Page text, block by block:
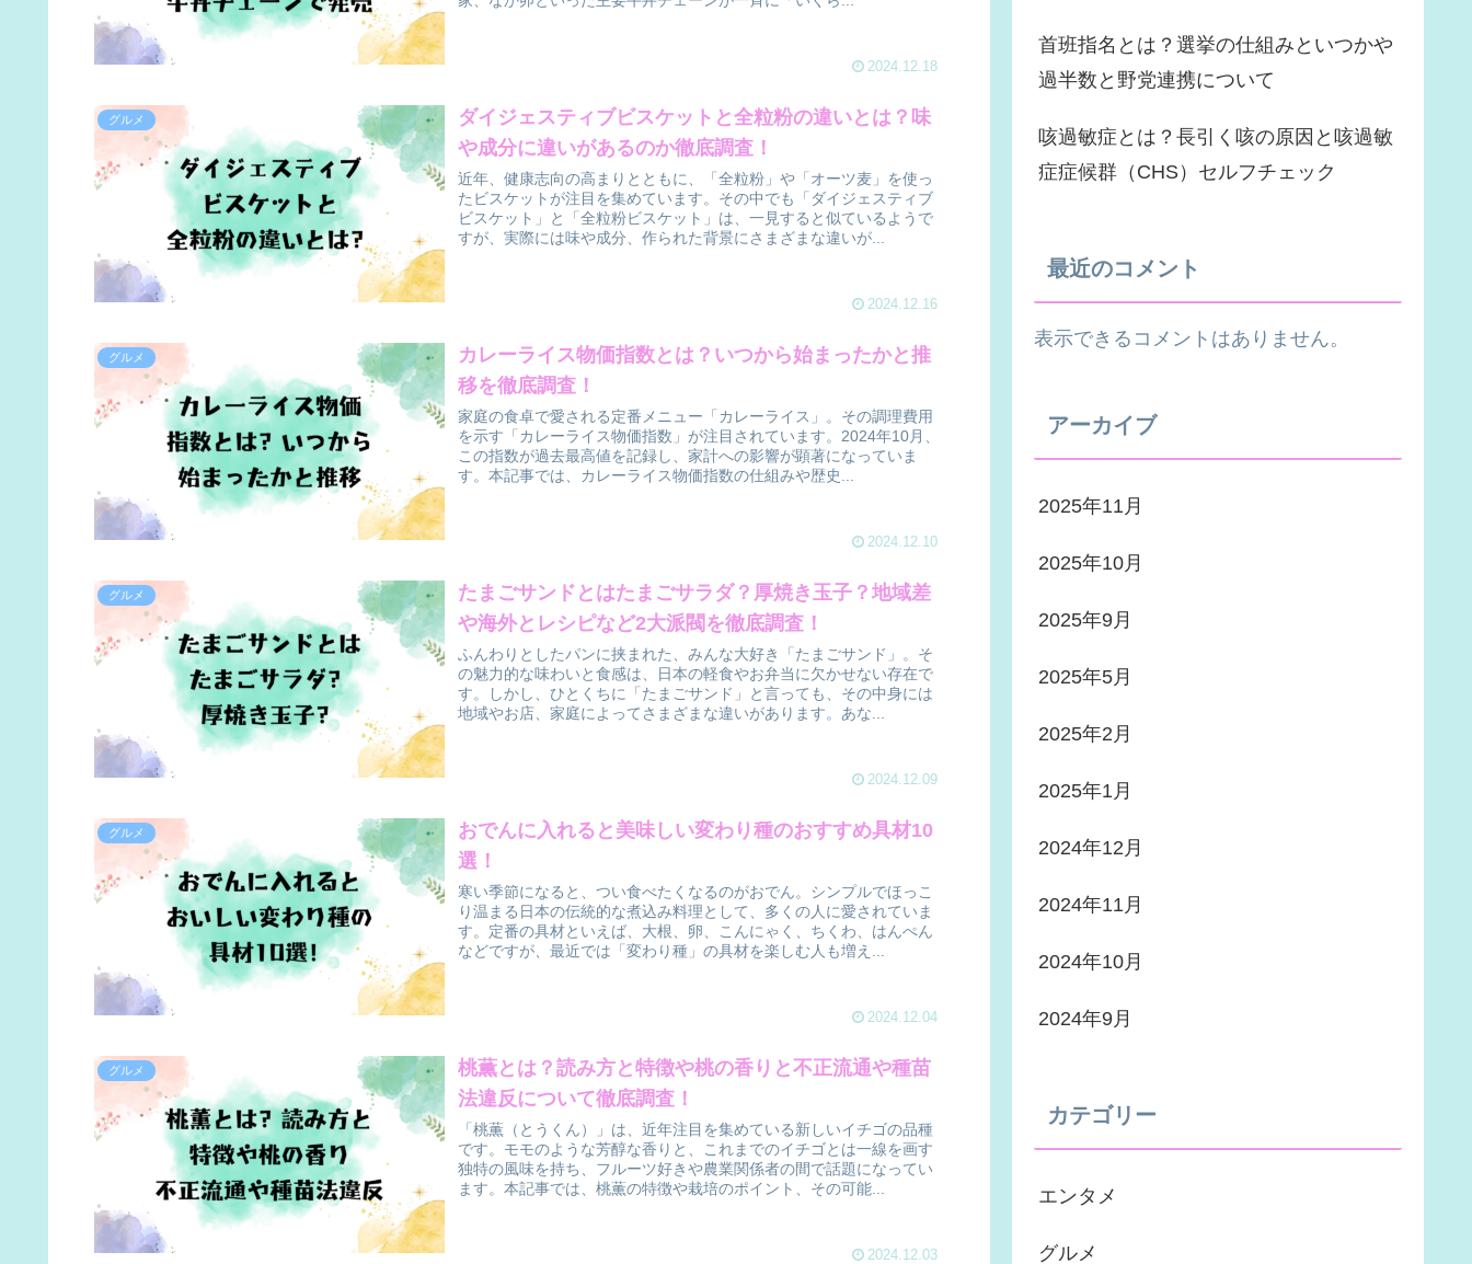
2024.12.18
グルメ
ダイジェスティブビスケットと全粒粉の違いとは？味
や成分に違いがあるのか徹底調査！
近年、健康志向の高まりとともに、「全粒粉」や「オーツ麦」を使っ
たビスケットが注目を集めています。その中でも「ダイジェスティブ
ビスケット」と「全粒粉ビスケット」は、一見すると似ているようで
すが、実際には味や成分、作られた背景にさまざまな違いが...
2024.12.16
グルメ
カレーライス物価指数とは？いつから始まったかと推
移を徹底調査！
家庭の食卓で愛される定番メニュー「カレーライス」。その調理費用
を示す「カレーライス物価指数」が注目されています。2024年10月、
この指数が過去最高値を記録し、家計への影響が顕著になっていま
す。本記事では、カレーライス物価指数の仕組みや歴史...
2024.12.10
グルメ
たまごサンドとはたまごサラダ？厚焼き玉子？地域差
や海外とレシピなど2大派閥を徹底調査！
ふんわりとしたパンに挟まれた、みんな大好き「たまごサンド」。そ
の魅力的な味わいと食感は、日本の軽食やお弁当に欠かせない存在で
す。しかし、ひとくちに「たまごサンド」と言っても、その中身には
地域やお店、家庭によってさまざまな違いがあります。あな...
2024.12.09
グルメ
おでんに入れると美味しい変わり種のおすすめ具材10
選！
寒い季節になると、つい食べたくなるのがおでん。シンプルでほっこ
り温まる日本の伝統的な煮込み料理として、多くの人に愛されていま
す。定番の具材といえば、大根、卵、こんにゃく、ちくわ、はんぺん
などですが、最近では「変わり種」の具材を楽しむ人も増え...
2024.12.04
グルメ
桃薫とは？読み方と特徴や桃の香りと不正流通や種苗
法違反について徹底調査！
「桃薫（とうくん）」は、近年注目を集めている新しいイチゴの品種
です。モモのような芳醇な香りと、これまでのイチゴとは一線を画す
独特の風味を持ち、フルーツ好きや農業関係者の間で話題になってい
ます。本記事では、桃薫の特徴や栽培のポイント、その可能...
2024.12.03
首班指名とは？選挙の仕組みといつかや
過半数と野党連携について
咳過敏症とは？長引く咳の原因と咳過敏
症症候群（CHS）セルフチェック
最近のコメント
表示できるコメントはありません。
アーカイブ
2025年11月
2025年10月
2025年9月
2025年5月
2025年2月
2025年1月
2024年12月
2024年11月
2024年10月
2024年9月
カテゴリー
エンタメ
グルメ